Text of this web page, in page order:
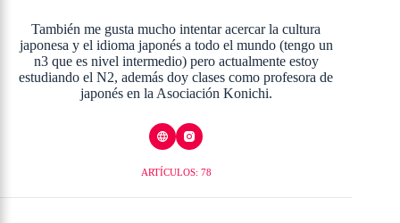
También me gusta mucho intentar acercar la cultura
japonesa y el idioma japonés a todo el mundo (tengo un
n3 que es nivel intermedio) pero actualmente estoy
estudiando el N2, además doy clases como profesora de
japonés en la Asociación Konichi.
ARTÍCULOS: 78